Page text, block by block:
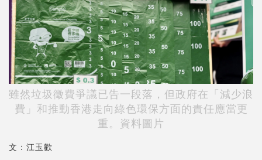
雖然垃圾徵費爭議已告一段落，但政府在「減少浪
費」和推動香港走向綠色環保方面的責任應當更
重。 資料圖片
文：江玉歡